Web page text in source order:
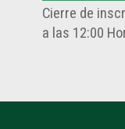
Cierre de
a las 12:00